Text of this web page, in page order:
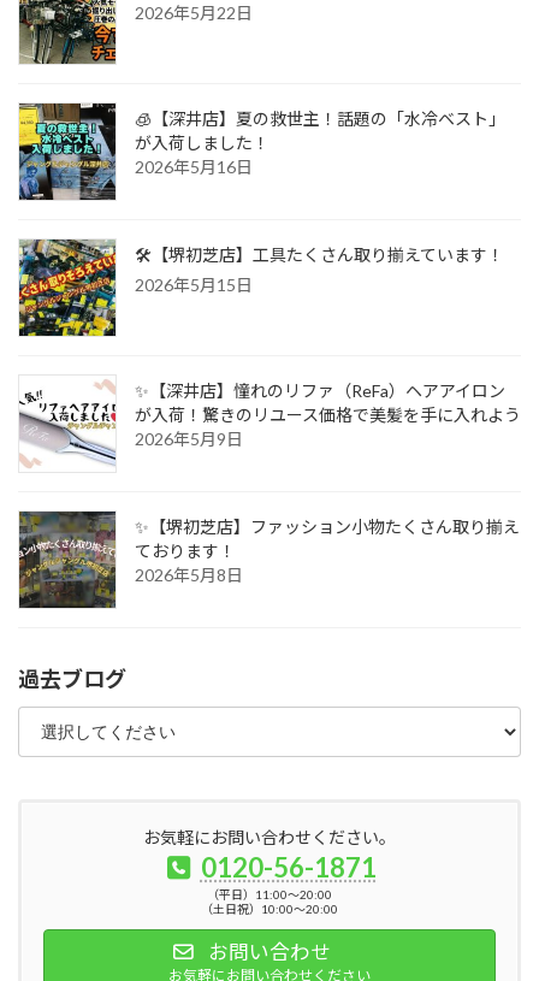
2026年5月22日
🧊【深井店】夏の救世主！話題の「水冷ベスト」
が入荷しました！
2026年5月16日
🛠️【堺初芝店】工具たくさん取り揃えています！
2026年5月15日
✨【深井店】憧れのリファ（ReFa）ヘアアイロン
が入荷！驚きのリユース価格で美髪を手に入れよう
2026年5月9日
✨【堺初芝店】ファッション小物たくさん取り揃え
ております！
2026年5月8日
過去ブログ
お気軽にお問い合わせください。
0120-56-1871
（平日）11:00～20:00
（土日祝）10:00～20:00
お問い合わせ
お気軽にお問い合わせください